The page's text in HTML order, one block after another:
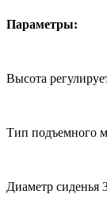
Параметры:
Высота
Тип подъемного
Диаметр сиденья